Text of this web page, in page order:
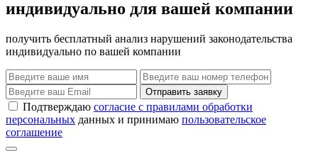
индивидуально для вашей компании
получить бесплатный анализ нарушений законодательства
индивидуально по вашей компании
Отправить заявку
Подтверждаю согласие с правилами обработки
персональных данных и принимаю пользовательское
соглашение